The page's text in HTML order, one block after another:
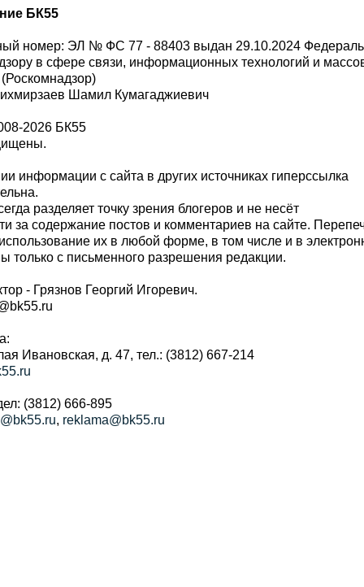
БК55
номер: ЭЛ № ФС 77 - 88403 выдан 29.10.2024
в сфере связи, информационных технологий и
Шамил Кумагаджиевич
2026 БК55
информации с сайта в других источниках гиперссылка
разделяет точку зрения блогеров и не несёт
за содержание постов и комментариев на сайте.
их в любой форме, в том числе и в
с письменного разрешения редакции.
- Грязнов Георгий Игоревич.
Ивановская, д. 47, тел.: (3812) 667-214
(3812) 666-895
, reklama@bk55.ru